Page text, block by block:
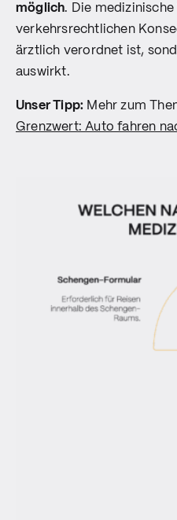
möglich. Die
verkehrsrechtlichen
ärztlich verordnet ist,
auswirkt.
Unser Tipp: Mehr zum
Grenzwert: Auto fahren